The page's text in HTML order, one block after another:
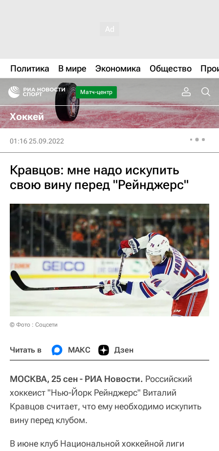
Политика В мире Экономика Общество
Матч-центр
Хоккей
01:16 25.09.2022
Кравцов: мне надо искупить
свою вину перед "Рейнджерс"
© Фото : Соцсети
Читать в МАКС Дзен
МОСКВА, 25 сен - РИА Новости. Российский
хоккеист "Нью-Йорк Рейнджерс" Виталий
Кравцов считает, что ему необходимо искупить
вину перед клубом.
В июне клуб Национальной хоккейной лиги